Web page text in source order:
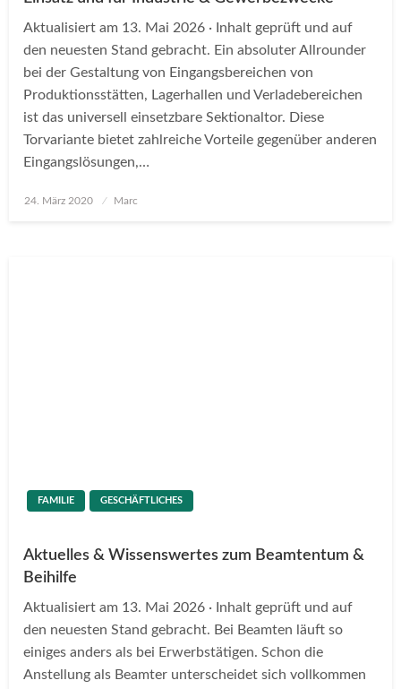
Aktualisiert am 13. Mai 2026 · Inhalt geprüft und auf
den neuesten Stand gebracht. Ein absoluter Allrounder
bei der Gestaltung von Eingangsbereichen von
Produktionsstätten, Lagerhallen und Verladebereichen
ist das universell einsetzbare Sektionaltor. Diese
Torvariante bietet zahlreiche Vorteile gegenüber anderen
Eingangslösungen,…
Posted
24. März 2020 Marc
FAMILIE GESCHÄFTLICHES
Aktuelles & Wissenswertes zum Beamtentum &
Beihilfe
Aktualisiert am 13. Mai 2026 · Inhalt geprüft und auf
den neuesten Stand gebracht. Bei Beamten läuft so
einiges anders als bei Erwerbstätigen. Schon die
Anstellung als Beamter unterscheidet sich vollkommen